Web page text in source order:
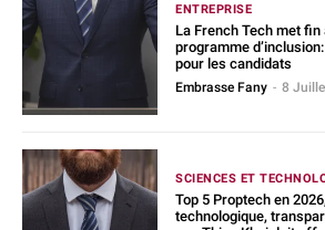
ENTREPRISE
La French Tech met
programme
pour les candidats
Embrasse Fany - 8
SCIENCES ET
Top 5 Proptech en
technologique,